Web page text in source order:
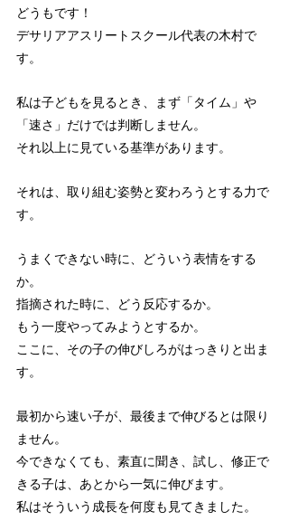
どうもです！
デサリアアスリートスクール代表の木村で
す。
私は子どもを見るとき、まず「タイム」や
「速さ」だけでは判断しません。
それ以上に見ている基準があります。
それは、取り組む姿勢と変わろうとする力で
す。
うまくできない時に、どういう表情をする
か。
指摘された時に、どう反応するか。
もう一度やってみようとするか。
ここに、その子の伸びしろがはっきりと出ま
す。
最初から速い子が、最後まで伸びるとは限り
ません。
今できなくても、素直に聞き、試し、修正で
きる子は、あとから一気に伸びます。
私はそういう成長を何度も見てきました。